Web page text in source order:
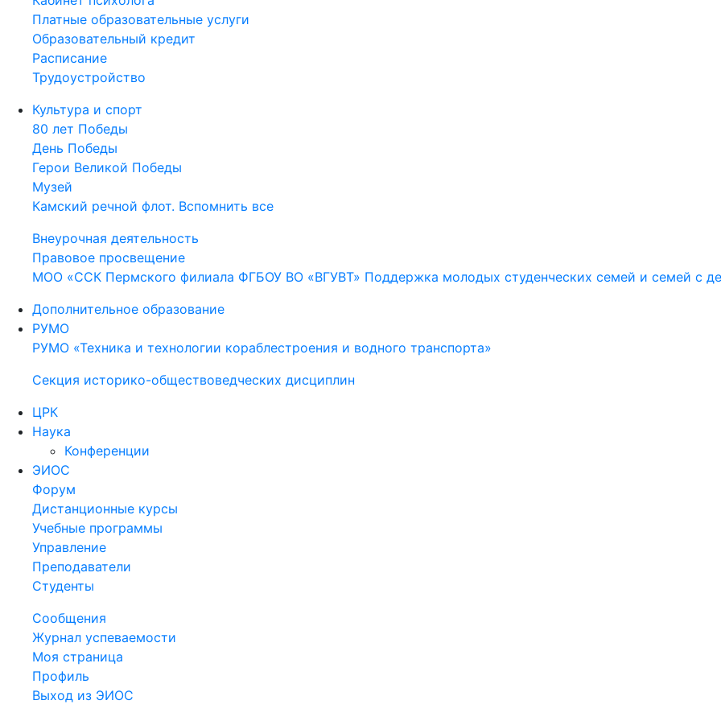
Платные образовательные услуги
Образовательный кредит
Расписание
Трудоустройство
Культура и спорт
80 лет Победы
День Победы
Герои Великой Победы
Музей
Камский речной флот. Вспомнить все
Внеурочная деятельность
Правовое просвещение
МОО «ССК Пермского филиала ФГБОУ ВО «ВГУВТ» Поддержка молодых студенческих семей и семей с
Дополнительное образование
РУМО
РУМО «Техника и технологии кораблестроения и водного транспорта»
Секция историко-обществоведческих дисциплин
ЦРК
Наука
Конференции
ЭИОС
Форум
Дистанционные курсы
Учебные программы
Управление
Преподаватели
Студенты
Сообщения
Журнал успеваемости
Моя страница
Профиль
Выход из ЭИОС